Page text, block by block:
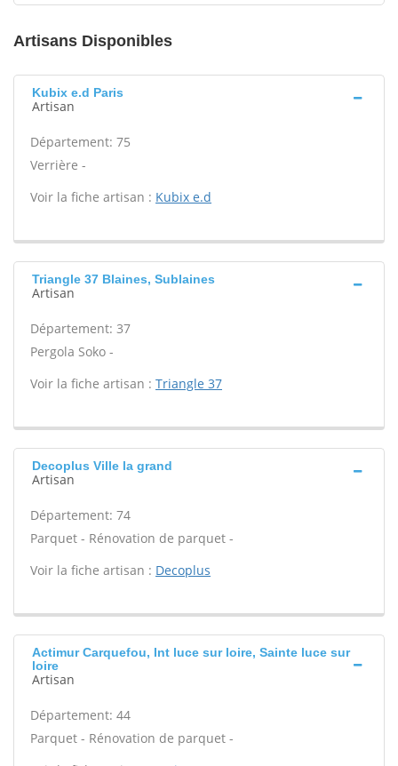
Artisans Disponibles
Kubix e.d Paris
Artisan
Département: 75
Verrière -
Voir la fiche artisan : Kubix e.d
Triangle 37 Blaines, Sublaines
Artisan
Département: 37
Pergola Soko -
Voir la fiche artisan : Triangle 37
Decoplus Ville la grand
Artisan
Département: 74
Parquet - Rénovation de parquet -
Voir la fiche artisan : Decoplus
Actimur Carquefou, Int luce sur loire, Sainte luce sur
loire
Artisan
Département: 44
Parquet - Rénovation de parquet -